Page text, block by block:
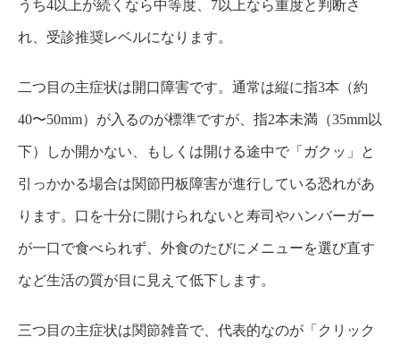
うち4以上が続くなら中等度、7以上なら重度と判断さ
れ、受診推奨レベルになります。
二つ目の主症状は開口障害です。通常は縦に指3本（約
40〜50mm）が入るのが標準ですが、指2本未満（35mm以
下）しか開かない、もしくは開ける途中で「ガクッ」と
引っかかる場合は関節円板障害が進行している恐れがあ
ります。口を十分に開けられないと寿司やハンバーガー
が一口で食べられず、外食のたびにメニューを選び直す
など生活の質が目に見えて低下します。
三つ目の主症状は関節雑音で、代表的なのが「クリック